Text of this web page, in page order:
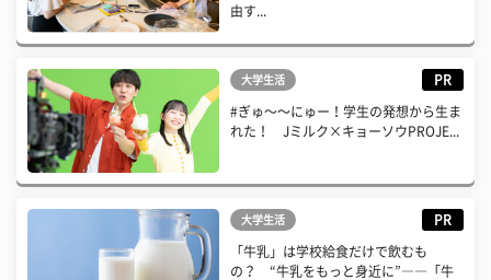
由す...
大学生活 PR
#ぎゅ〜〜にゅー！学生の発想から生ま
れた！ Jミルク×キョーソウPROJE...
大学生活 PR
「牛乳」は学校給食だけで飲むも
の？ “牛乳をもっと身近に”――「牛